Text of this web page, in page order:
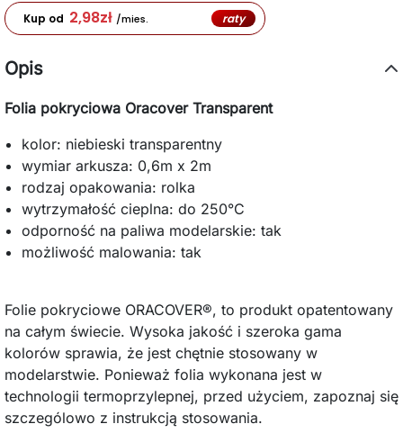
Kup od 2,98zł /mies. raty
Opis
Folia pokryciowa Oracover Transparent
kolor: niebieski transparentny
wymiar arkusza: 0,6m x 2m
rodzaj opakowania: rolka
wytrzymałość cieplna: do 250°C
odporność na paliwa modelarskie: tak
możliwość malowania: tak
Folie pokryciowe ORACOVER®, to produkt opatentowany
na całym świecie. Wysoka jakość i szeroka gama
kolorów sprawia, że jest chętnie stosowany w
modelarstwie. Ponieważ folia wykonana jest w
technologii termoprzylepnej, przed użyciem, zapoznaj się
szczególowo z instrukcją stosowania.